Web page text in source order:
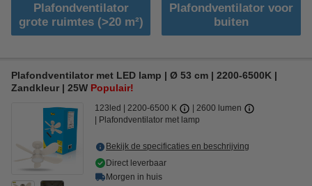
Plafondventilator
grote ruimtes (>20 m²)
Plafondventilator voor
buiten
Plafondventilator met LED lamp | Ø 53 cm | 2200-6500K |
Zandkleur | 25W Populair!
123led 2200-6500 K
2600 lumen
Plafondventilator met lamp
Bekijk de specificaties en beschrijving
Direct leverbaar
Morgen in huis